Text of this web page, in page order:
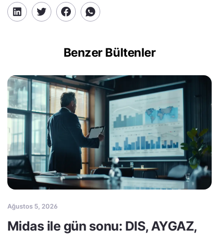
Benzer Bültenler
Ağustos 5, 2026
Midas ile gün sonu: DIS, AYGAZ,